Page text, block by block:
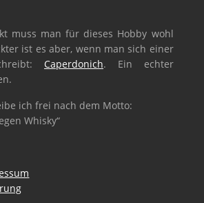
muss man für dieses Hobby wohl
ist es aber, wenn man sich einer
Caperdonich. Ein echter
ich frei nach dem Motto:
Whisky“